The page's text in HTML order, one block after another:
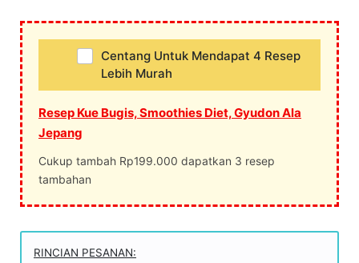
Centang Untuk Mendapat 4 Resep
Lebih Murah
Resep Kue Bugis, Smoothies Diet, Gyudon Ala
Jepang
Cukup tambah Rp199.000 dapatkan 3 resep
tambahan
RINCIAN PESANAN: